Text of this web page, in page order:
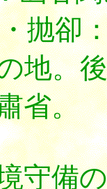
抛卻
地。
省。
守備